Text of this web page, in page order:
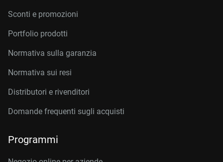
Sconti e promozioni
Portfolio prodotti
Normativa sulla garanzia
Normativa sui resi
Distributori e rivenditori
Domande frequenti sugli acquisti
Programmi